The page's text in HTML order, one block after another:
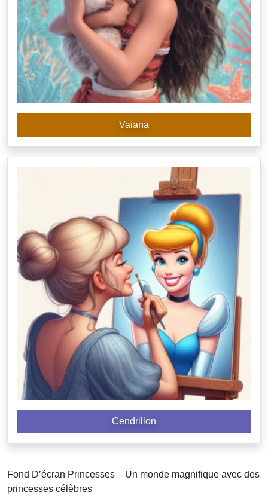
Vaiana
Cendrillon
Fond D’écran Princesses – Un monde magnifique avec des
princesses célèbres